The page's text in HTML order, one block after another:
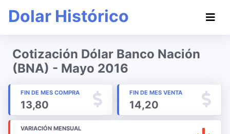
Dolar Histórico
Cotización Dólar Banco Nación
(BNA) - Mayo 2016
FIN DE MES COMPRA
13,80
FIN DE MES VENTA
14,20
VARIACIÓN MENSUAL